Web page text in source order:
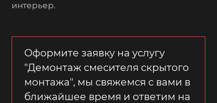
интерьер.
Оформите заявку на услугу
"Демонтаж смесителя скрытого
монтажа", мы свяжемся с вами в
ближайшее время и ответим на